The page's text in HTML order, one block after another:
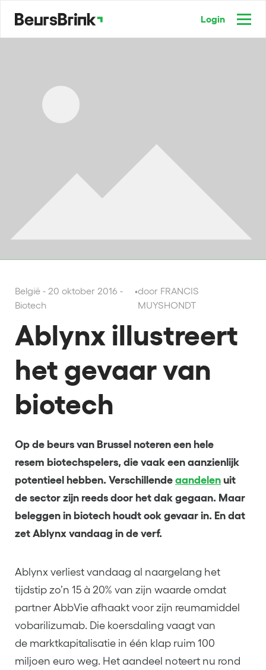
Login
België - 20 oktober 2016 -
Biotech
•door FRANCIS
MUYSHONDT
Ablynx illustreert
het gevaar van
biotech
Op de beurs van Brussel noteren een hele
resem biotechspelers, die vaak een aanzienlijk
potentieel hebben. Verschillende aandelen uit
de sector zijn reeds door het dak gegaan. Maar
beleggen in biotech houdt ook gevaar in. En dat
zet Ablynx vandaag in de verf.
Ablynx verliest vandaag al naargelang het
tijdstip zo’n 15 à 20% van zijn waarde omdat
partner AbbVie afhaakt voor zijn reumamiddel
vobarilizumab. Die koersdaling vaagt van
de marktkapitalisatie in één klap ruim 100
miljoen euro weg. Het aandeel noteert nu rond